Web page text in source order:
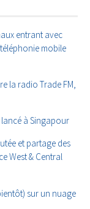
entrant avec
mobile
la radio Trade FM,
lancé à Singapour
et partage des
West & Central
sur un nuage